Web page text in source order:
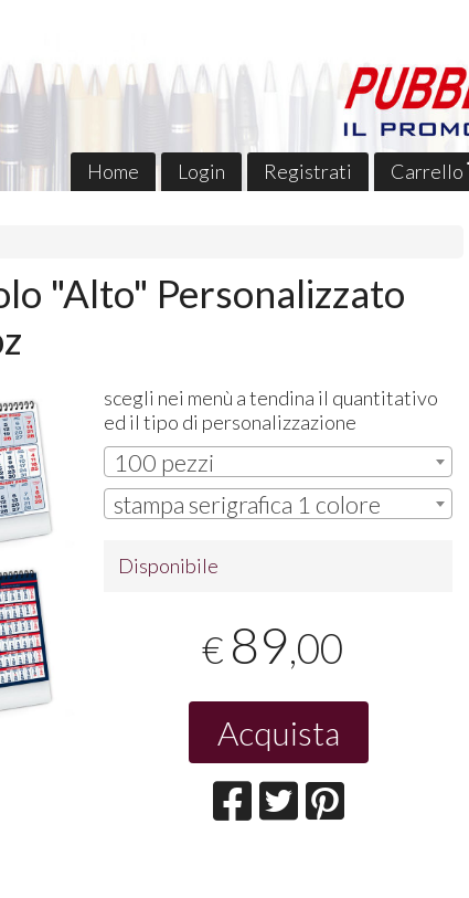
Home Login Registrati Carrello
"Alto" Personalizzato
scegli nei menù a tendina il quantitativo
ed il tipo di personalizzazione
100 pezzi
stampa serigrafica 1 colore
Disponibile
€ 89,00
Acquista